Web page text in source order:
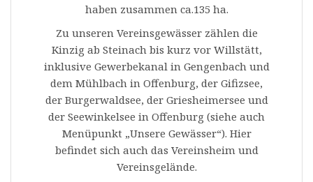
haben zusammen ca.135 ha.
Zu unseren Vereinsgewässer zählen die
Kinzig ab Steinach bis kurz vor Willstätt,
inklusive Gewerbekanal in Gengenbach und
dem Mühlbach in Offenburg, der Gifizsee,
der Burgerwaldsee, der Griesheimersee und
der Seewinkelsee in Offenburg (siehe auch
Menüpunkt „Unsere Gewässer“). Hier
befindet sich auch das Vereinsheim und
Vereinsgelände.